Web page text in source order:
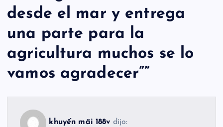
desde el mar y entrega
una parte para la
agricultura muchos se lo
vamos agradecer””
khuyến mãi 188v dijo: